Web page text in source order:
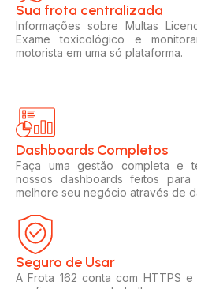
Sua frota centralizada​
Informações sobre Multas
Exame toxicológico e
motorista em uma só plataforma.
Dashboards Completos​​
Faça uma gestão completa e
nossos dashboards feitos
melhore seu negócio através de
Seguro de Usar​
A Frota 162 conta com HTTPS